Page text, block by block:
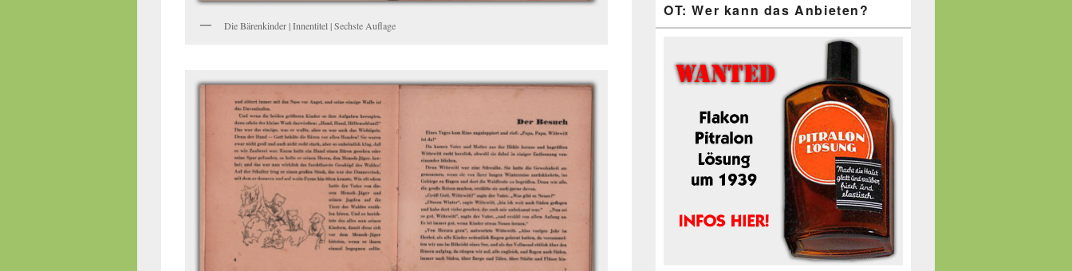
Die Bärenkinder | Innentitel | Sechste Auflage
OT: Wer kann das Anbieten?